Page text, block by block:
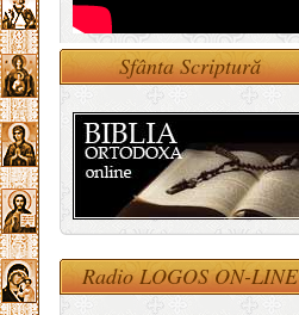
Sfânta Scriptură
Radio LOGOS ON-LINE